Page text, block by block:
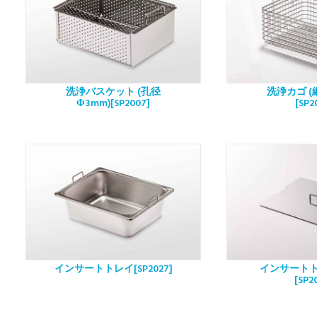
洗浄バスケット (孔径
Φ3mm)[SP2007]
洗浄カゴ (
インサートトレイ[SP2027] インサート